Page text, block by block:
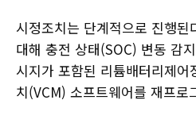
시정조치는 단계적으로 진행
대해 충전 상태(SOC) 변동 감
시지가 포함된 리튬배터리제
치(VCM) 소프트웨어를 재프로